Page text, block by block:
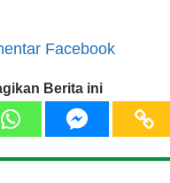
Facebook
Berita ini